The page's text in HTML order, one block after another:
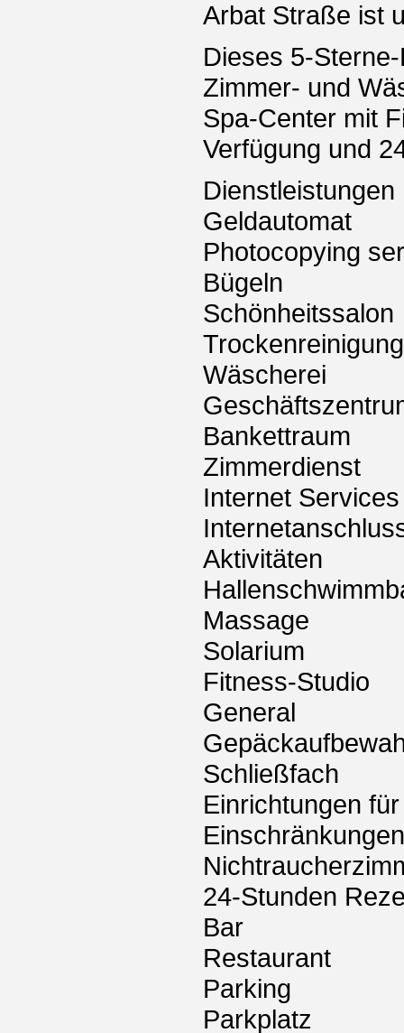
Arbat Straße ist
Dieses 5-
Zimmer- und
Spa-Center mit
Verfügung und
Dienstleistungen
Geldautomat
Photocopying
Bügeln
Schönheitssalon
Trockenreinigung
Wäscherei
Bankettraum
Zimmerdienst
Internet Services
Aktivitäten
Massage
Solarium
Fitness-Studio
General
Schließfach
Einrichtungen
Einschränkungen
24-Stunden
Bar
Restaurant
Parking
Parkplatz